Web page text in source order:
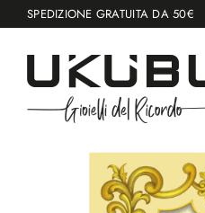
Salta
al
contenuto
SPEDIZIONE GRATUITA DA 50€